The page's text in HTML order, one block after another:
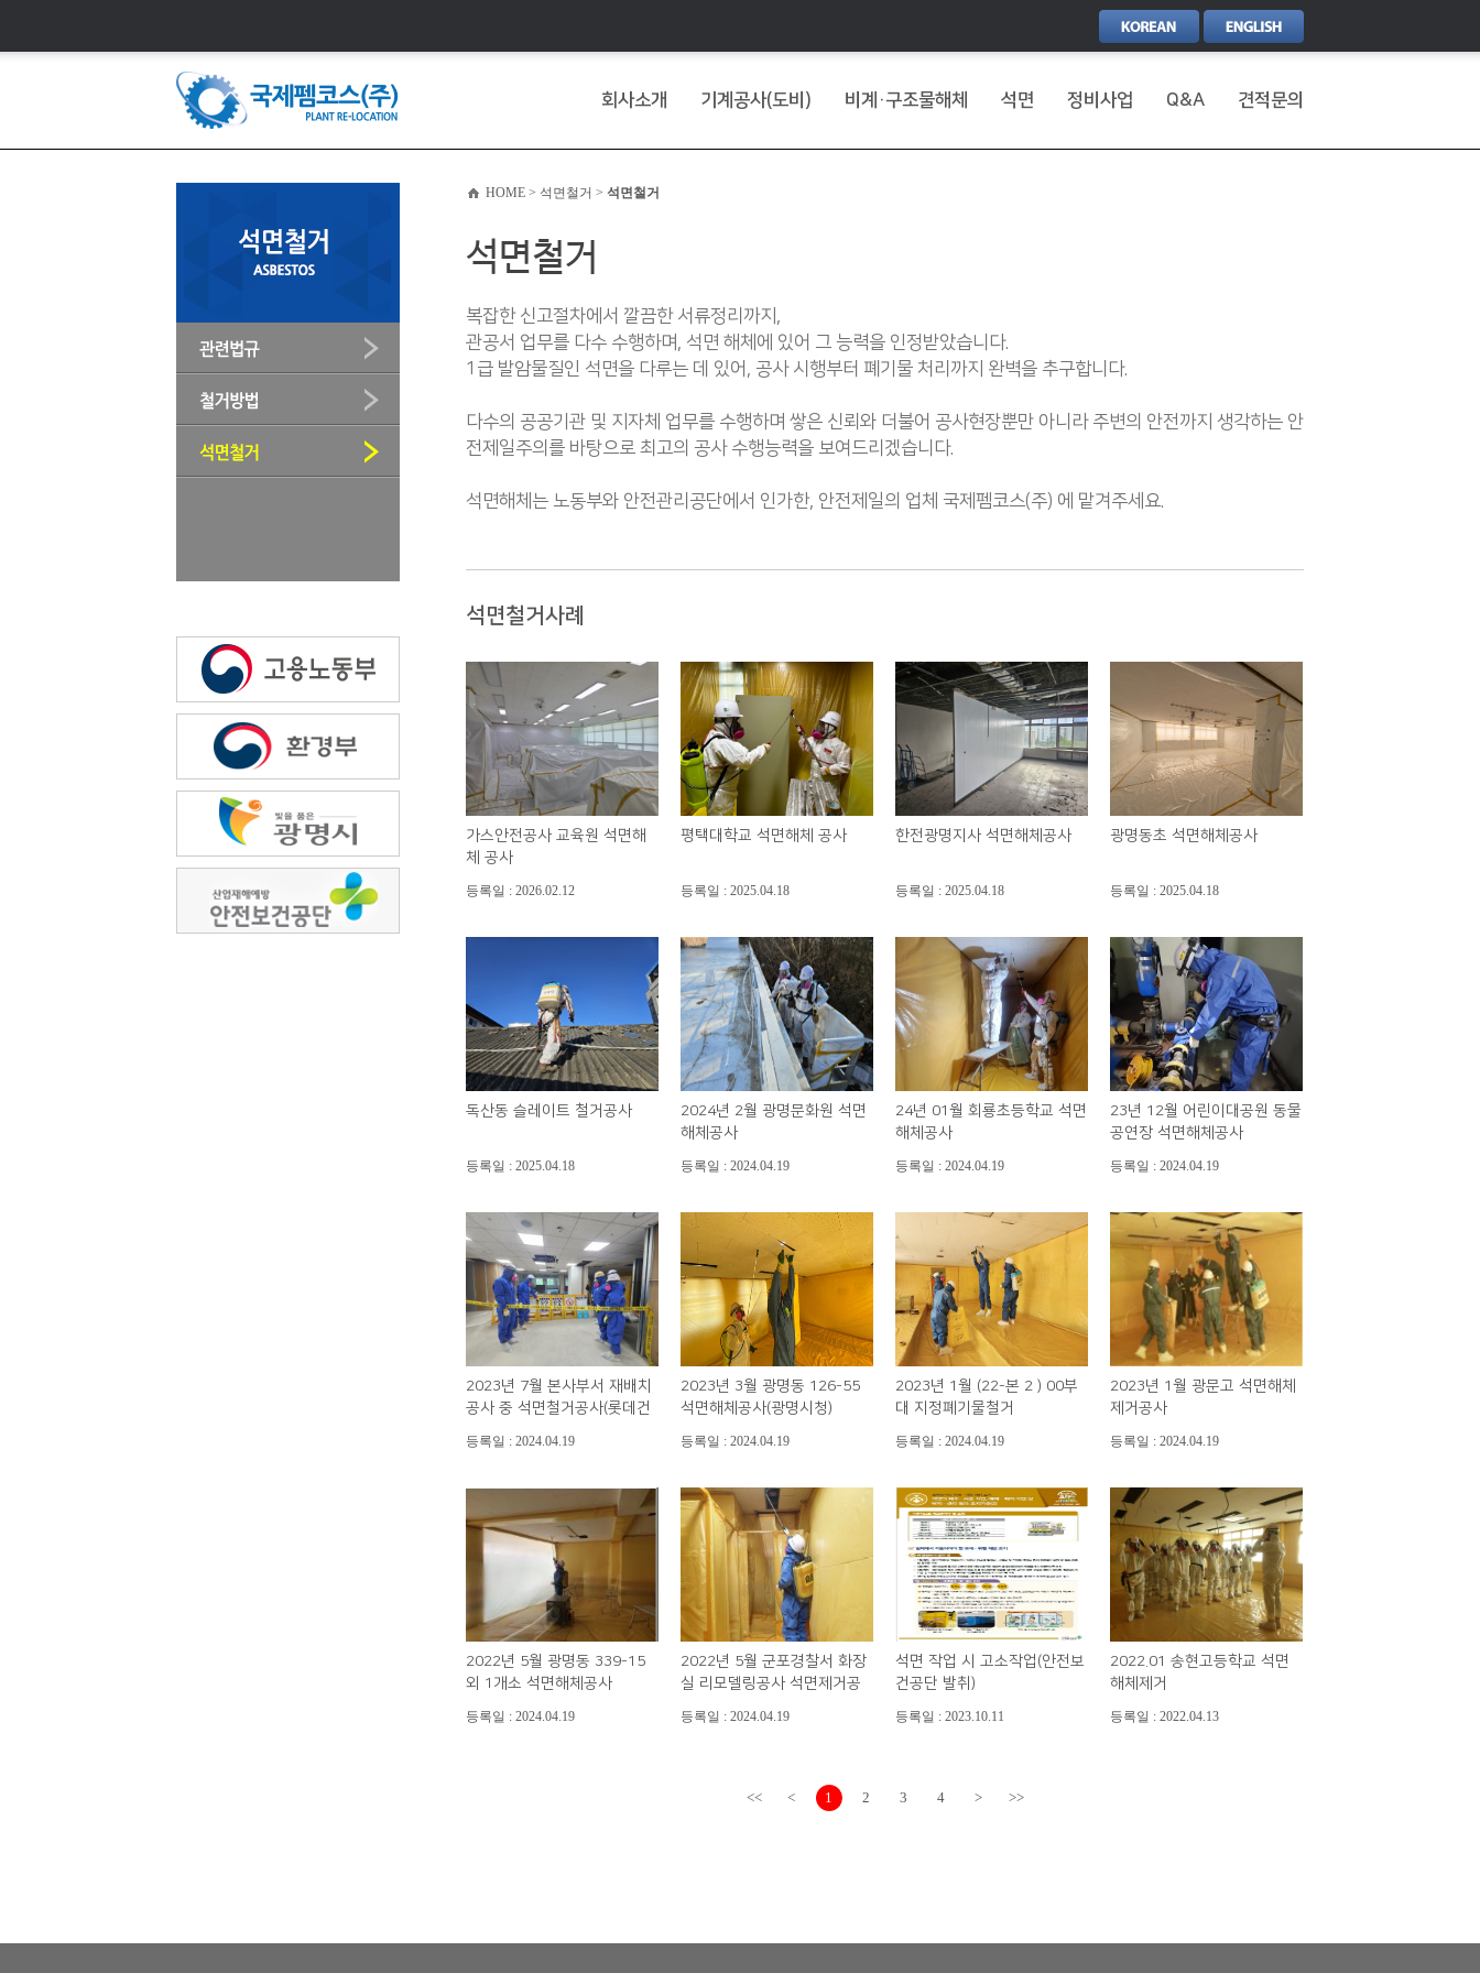
견적문의
Q&A
정비사업
석면
비계·구조물해체
기계공사(도비)
회사소개
HOME > 석면철거 > 석면철거
석면철거
복잡한 신고절차에서 깔끔한 서류정리까지,
관공서 업무를 다수 수행하며, 석면 해체에 있어 그 능력을 인정받았습니다.
1급 발암물질인 석면을 다루는 데 있어, 공사 시행부터 폐기물 처리까지 완벽을 추구합니다.
다수의 공공기관 및 지자체 업무를 수행하며 쌓은 신뢰와 더불어 공사현장뿐만 아니라 주변의 안전까지 생각하는 안
전제일주의를 바탕으로 최고의 공사 수행능력을 보여드리겠습니다.
석면해체는 노동부와 안전관리공단에서 인가한, 안전제일의 업체 국제펨코스(주) 에 맡겨주세요.
석면철거사례
가스안전공사 교육원 석면해
체 공사
등록일 : 2026.02.12
평택대학교 석면해체 공사
등록일 : 2025.04.18
한전광명지사 석면해체공사
등록일 : 2025.04.18
광명동초 석면해체공사
등록일 : 2025.04.18
독산동 슬레이트 철거공사
등록일 : 2025.04.18
2024년 2월 광명문화원 석면
해체공사
등록일 : 2024.04.19
24년 01월 회룡초등학교 석면
해체공사
등록일 : 2024.04.19
23년 12월 어린이대공원 동물
공연장 석면해체공사
등록일 : 2024.04.19
2023년 7월 본사부서 재배치
공사 중 석면철거공사(롯데건
등록일 : 2024.04.19
2023년 3월 광명동 126-55
석면해체공사(광명시청)
등록일 : 2024.04.19
2023년 1월 (22-본 2 ) 00부
대 지정폐기물철거
등록일 : 2024.04.19
2023년 1월 광문고 석면해체
제거공사
등록일 : 2024.04.19
2022년 5월 광명동 339-15
외 1개소 석면해체공사
등록일 : 2024.04.19
2022년 5월 군포경찰서 화장
실 리모델링공사 석면제거공
등록일 : 2024.04.19
석면 작업 시 고소작업(안전보
건공단 발취)
등록일 : 2023.10.11
2022.01 송현고등학교 석면
해체제거
등록일 : 2022.04.13
<< < 1 2 3 4 > >>